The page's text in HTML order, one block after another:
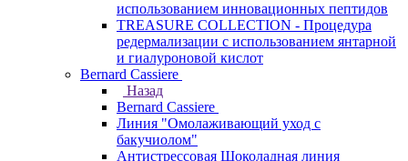
использованием инновационных пептидов
TREASURE COLLECTION - Процедура
редермализации с использованием янтарной
и гиалуроновой кислот
Bernard Cassiere
Назад
Bernard Cassiere
Линия "Омолаживающий уход с
бакучиолом"
Антистрессовая Шоколадная линия